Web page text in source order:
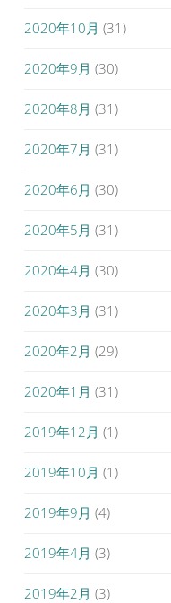
2020年10月 (31)
2020年9月 (30)
2020年8月 (31)
2020年7月 (31)
2020年6月 (30)
2020年5月 (31)
2020年4月 (30)
2020年3月 (31)
2020年2月 (29)
2020年1月 (31)
2019年12月 (1)
2019年10月 (1)
2019年9月 (4)
2019年4月 (3)
2019年2月 (3)